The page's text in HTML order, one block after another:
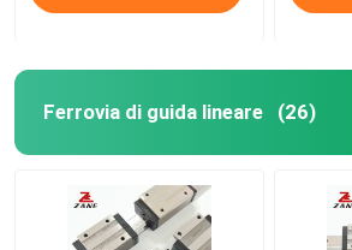
Ferrovia di guida lineare (26)